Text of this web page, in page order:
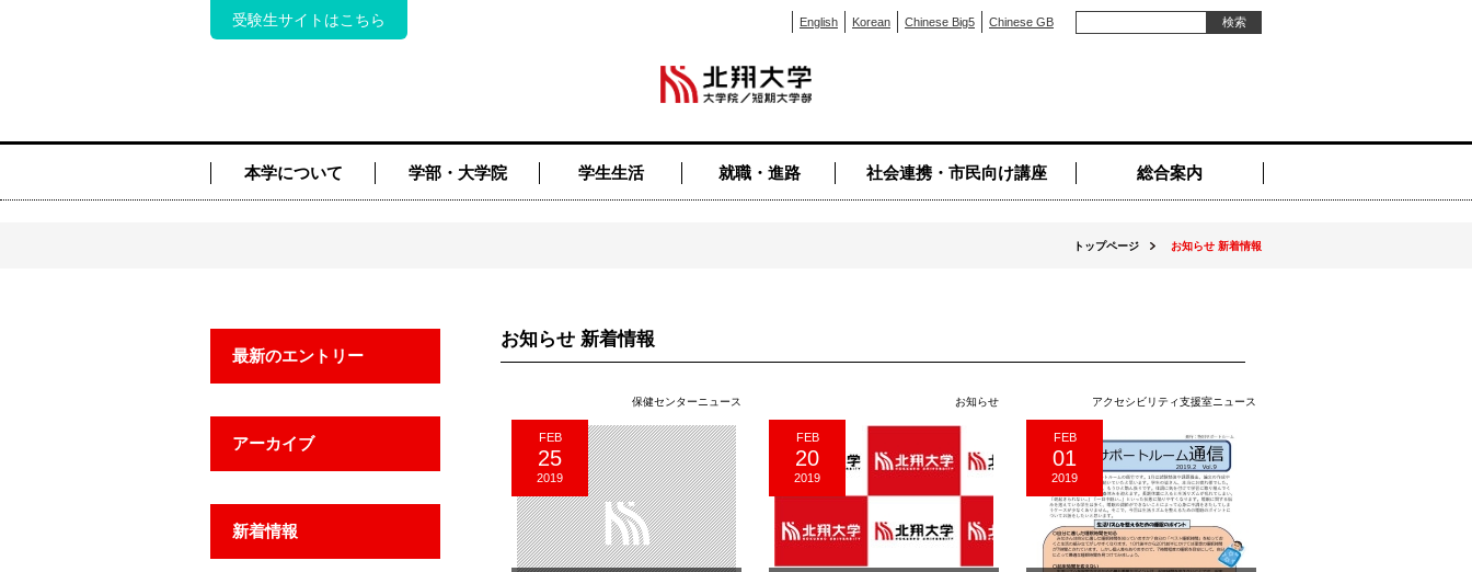
受験生サイトはこちら English Korean Chinese Big5 Chinese GB
本学について 学部・大学院 学生生活 就職・進路 社会連携・市民向け講座 総合案内
トップページ お知らせ 新着情報
最新のエントリー
アーカイブ
新着情報
お知らせ 新着情報
保健センターニュース
FEB
25
2019
お知らせ
FEB
20
2019
アクセシビリティ支援室ニュース
FEB
01
2019